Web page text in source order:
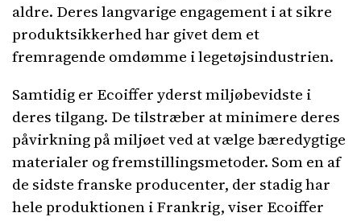
aldre. Deres langvarige engagement i at sikre
produktsikkerhed har givet dem et
fremragende omdømme i legetøjsindustrien.
Samtidig er Ecoiffer yderst miljøbevidste i
deres tilgang. De tilstræber at minimere deres
påvirkning på miljøet ved at vælge bæredygtige
materialer og fremstillingsmetoder. Som en af ​​
de sidste franske producenter, der stadig har
hele produktionen i Frankrig, viser Ecoiffer